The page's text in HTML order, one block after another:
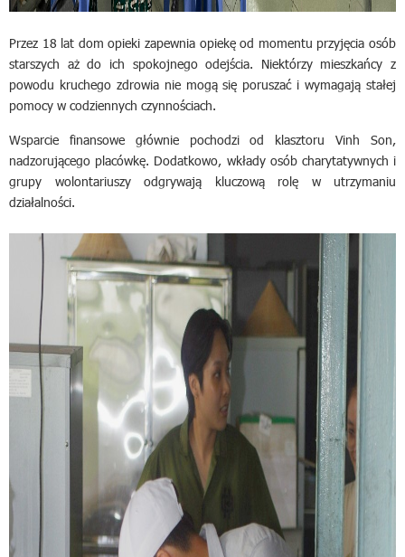
Przez 18 lat dom opieki zapewnia opiekę od momentu przyjęcia osób
starszych aż do ich spokojnego odejścia. Niektórzy mieszkańcy z
powodu kruchego zdrowia nie mogą się poruszać i wymagają stałej
pomocy w codziennych czynnościach.
Wsparcie finansowe głównie pochodzi od klasztoru Vinh Son,
nadzorującego placówkę. Dodatkowo, wkłady osób charytatywnych i
grupy wolontariuszy odgrywają kluczową rolę w utrzymaniu
działalności.